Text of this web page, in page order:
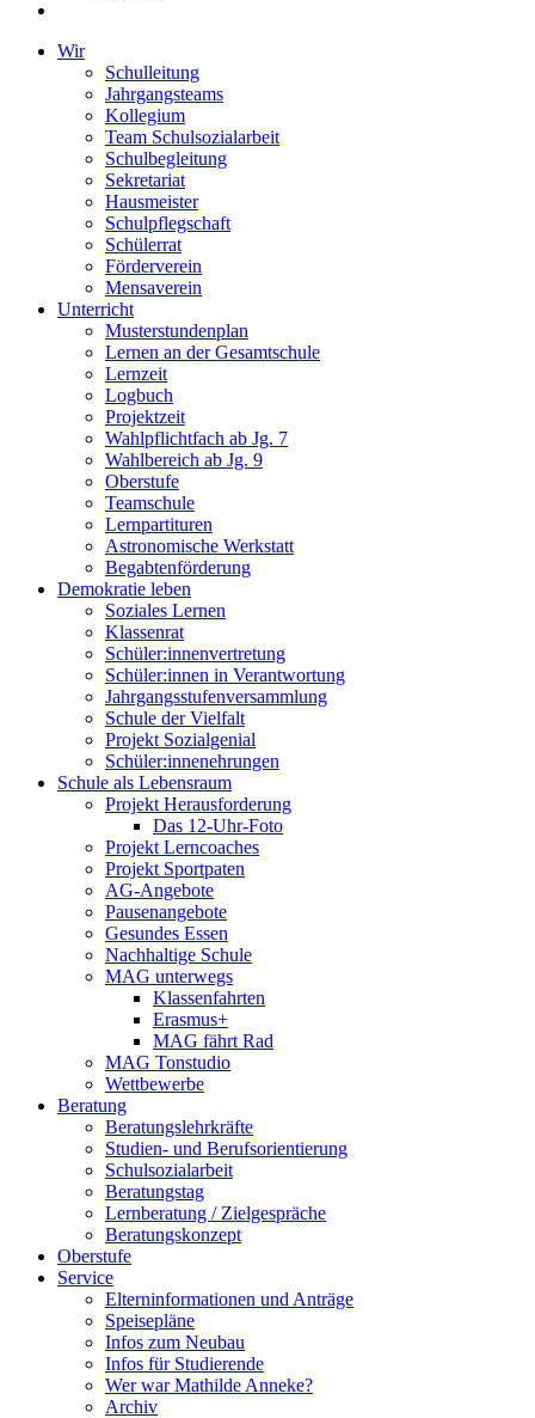
Wir
Schulleitung
Jahrgangsteams
Kollegium
Team Schulsozialarbeit
Schulbegleitung
Sekretariat
Hausmeister
Schulpflegschaft
Schülerrat
Förderverein
Mensaverein
Unterricht
Musterstundenplan
Lernen an der Gesamtschule
Lernzeit
Logbuch
Projektzeit
Wahlpflichtfach ab Jg. 7
Wahlbereich ab Jg. 9
Oberstufe
Teamschule
Lernpartituren
Astronomische Werkstatt
Begabtenförderung
Demokratie leben
Soziales Lernen
Klassenrat
Schüler:innenvertretung
Schüler:innen in Verantwortung
Jahrgangsstufenversammlung
Schule der Vielfalt
Projekt Sozialgenial
Schüler:innenehrungen
Schule als Lebensraum
Projekt Herausforderung
Das 12-Uhr-Foto
Projekt Lerncoaches
Projekt Sportpaten
AG-Angebote
Pausenangebote
Gesundes Essen
Nachhaltige Schule
MAG unterwegs
Klassenfahrten
Erasmus+
MAG fährt Rad
MAG Tonstudio
Wettbewerbe
Beratung
Beratungslehrkräfte
Studien- und Berufsorientierung
Schulsozialarbeit
Beratungstag
Lernberatung / Zielgespräche
Beratungskonzept
Oberstufe
Service
Elterninformationen und Anträge
Speisepläne
Infos zum Neubau
Infos für Studierende
Wer war Mathilde Anneke?
Archiv